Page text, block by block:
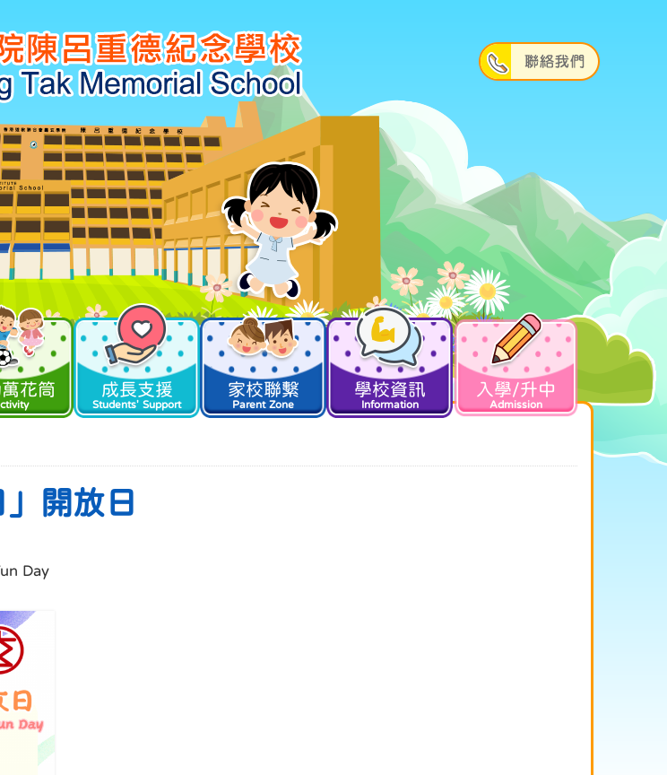
花筒 成長支援
Students' Support
家校聯繫
Parent Zone
學校資訊
Information
入學/升中
Admission
開放日
Day